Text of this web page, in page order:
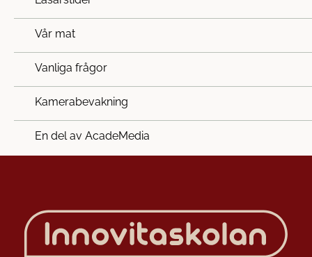
Vår mat
Vanliga frågor
Kamerabevakning
En del av AcadeMedia